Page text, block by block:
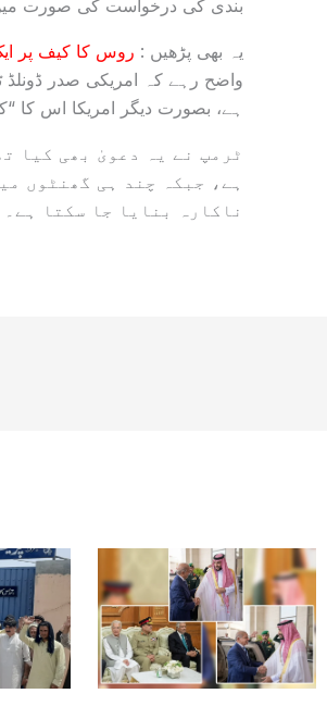
بندی کی درخواست کی صورت میں
یہ بھی پڑھیں : روس کا کیف پر ایک اور بڑا
واضح رہے کہ امریکی صدر ڈونلڈ
ہے، بصورت دیگر امریکا اس کا
ٹرمپ نے یہ دعویٰ بھی کیا
ہے، جبکہ چند ہی گھنٹوں
ناکارہ بنایا جا سکتا ہے۔